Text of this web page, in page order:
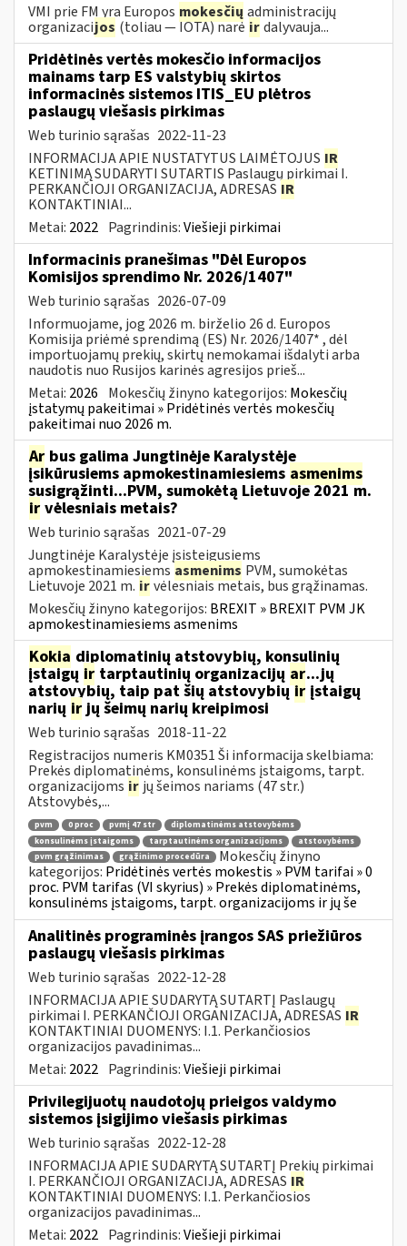
VMI prie FM yra Europos mokesčių administracijų
organizacijos (toliau — IOTA) narė irdalyvauja...
Pridėtinės vertės mokesčio informacijos
mainams tarp ES valstybių skirtos
informacinės sistemos ITIS_EU plėtros
paslaugų viešasis pirkimas
Web turinio sąrašas 2022-11-23
INFORMACIJA APIE NUSTATYTUS LAIMĖTOJUS IR
KETINIMĄ SUDARYTI SUTARTIS Paslaugų pirkimai I.
PERKANČIOJI ORGANIZACIJA, ADRESAS IR
KONTAKTINIAI...
Metai: 2022 Pagrindinis:Viešieji pirkimai
Informacinis pranešimas "Dėl Europos
Komisijos sprendimo Nr. 2026/1407"
Web turinio sąrašas 2026-07-09
Informuojame, jog 2026 m. birželio 26 d. Europos
Komisija priėmė sprendimą (ES) Nr. 2026/1407* , dėl
importuojamų prekių, skirtų nemokamai išdalyti arba
naudotis nuo Rusijos karinės agresijos prieš...
Metai: 2026 Mokesčių žinyno kategorijos: Mokesčių
įstatymų pakeitimai » Pridėtinės vertės mokesčių
pakeitimai nuo 2026 m.
Ar bus galima Jungtinėje Karalystėje
įsikūrusiems apmokestinamiesiems asmenims
susigrąžinti...PVM, sumokėtą Lietuvoje 2021 m.
ir vėlesniais metais?
Web turinio sąrašas 2021-07-29
Jungtinėje Karalystėje įsisteigusiems
apmokestinamiesiems asmenims PVM, sumokėtas
Lietuvoje 2021 m. irvėlesniais metais, bus grąžinamas.
Mokesčių žinyno kategorijos: BREXIT » BREXIT PVM JK
apmokestinamiesiems asmenims
Kokia diplomatinių atstovybių, konsulinių
įstaigų ir tarptautinių organizacijų ar...jų
atstovybių, taip pat šių atstovybiųir įstaigų
narių irjų šeimų narių kreipimosi
Web turinio sąrašas 2018-11-22
Registracijos numeris KM0351 Ši informacija skelbiama:
Prekės diplomatinėms, konsulinėms įstaigoms, tarpt.
organizacijoms ir jų šeimos nariams (47 str.)
Atstovybės,...
pvm 0 proc pvmį 47 str
diplomatinėms atstovybėms
konsulinėms įstaigoms
tarptautinėms organizacijoms
atstovybėms
pvm grąžinimas
grąžinimo procedūra
Mokesčių žinyno
kategorijos: Pridėtinės vertės mokestis » PVM tarifai » 0
proc. PVM tarifas (VI skyrius) » Prekės diplomatinėms,
konsulinėms įstaigoms, tarpt. organizacijoms ir jų še
Analitinės programinės įrangos SAS priežiūros
paslaugų viešasis pirkimas
Web turinio sąrašas 2022-12-28
INFORMACIJA APIE SUDARYTĄ SUTARTĮ Paslaugų
pirkimai I. PERKANČIOJI ORGANIZACIJA, ADRESAS IR
KONTAKTINIAI DUOMENYS: I.1. Perkančiosios
organizacijos pavadinimas...
Metai: 2022 Pagrindinis:Viešieji pirkimai
Privilegijuotų naudotojų prieigos valdymo
sistemos įsigijimo viešasis pirkimas
Web turinio sąrašas 2022-12-28
INFORMACIJA APIE SUDARYTĄ SUTARTĮ Prekių pirkimai
I. PERKANČIOJI ORGANIZACIJA, ADRESAS IR
KONTAKTINIAI DUOMENYS: I.1. Perkančiosios
organizacijos pavadinimas...
Metai: 2022 Pagrindinis:Viešieji pirkimai